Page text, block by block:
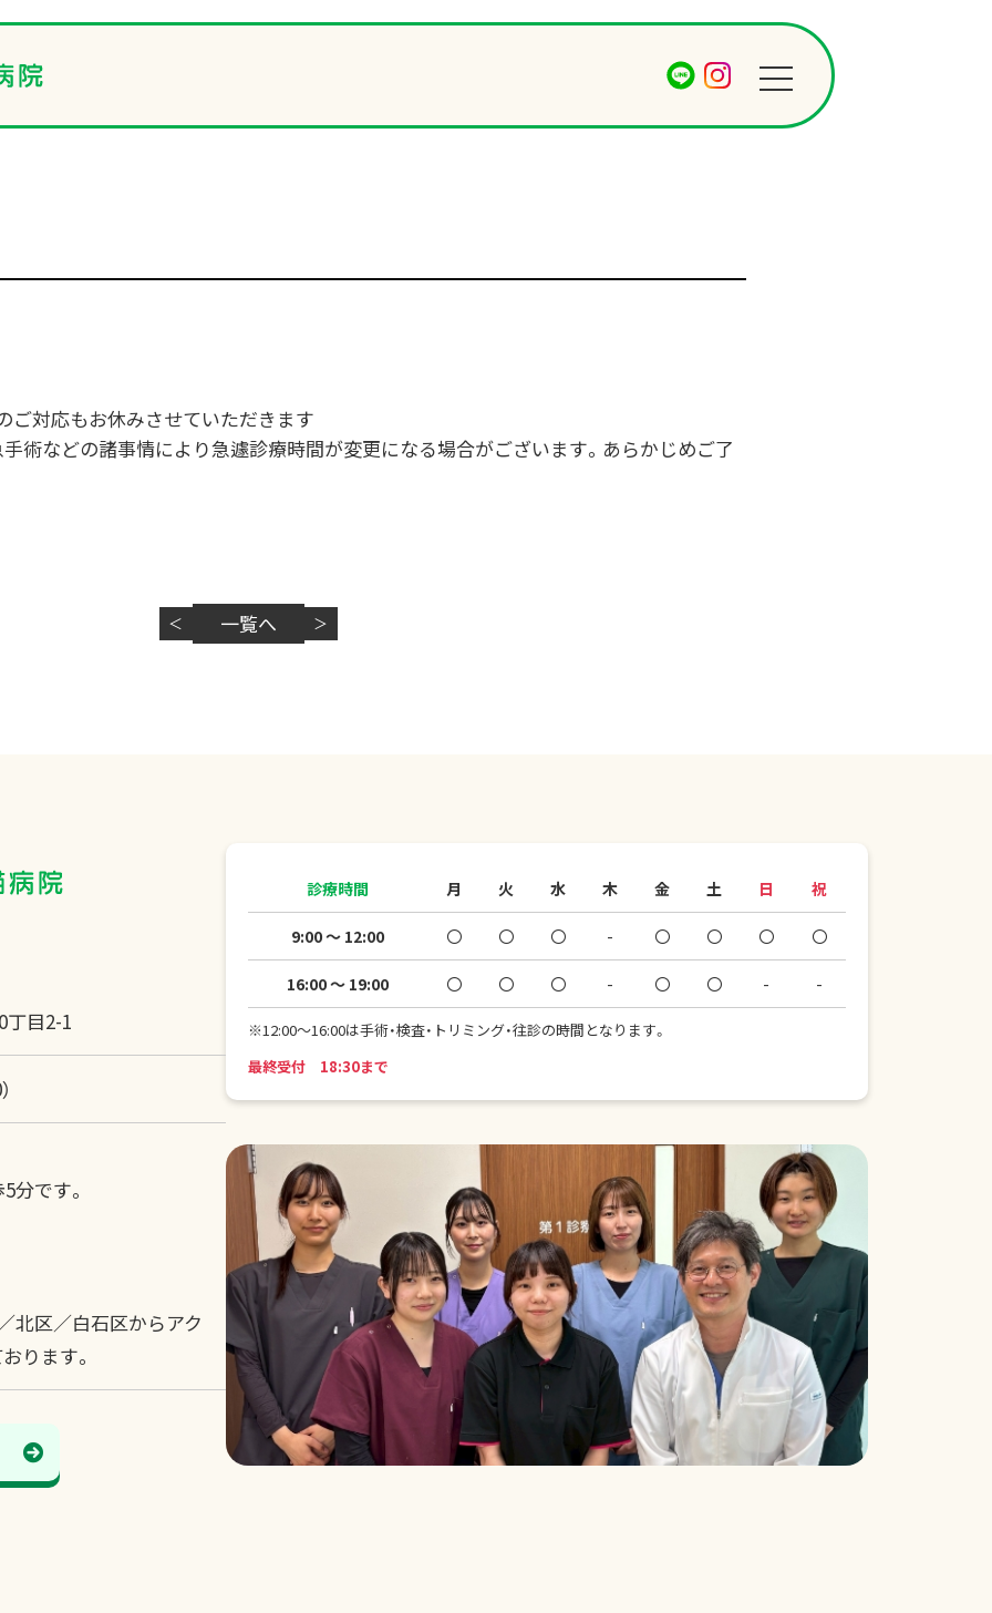
対応もお休みさせていただきます
術などの諸事情により急遽診療時間が変更になる場合がございます。あらかじめご了
＜ 一覧へ ＞
丁目2-1
です。
北区／白石区からアク
ります。
診療時間 月 火 水 木 金 土 日 祝
9:00 ～ 12:00 〇 〇 〇 - 〇 〇 〇 〇
16:00 ～ 19:00 〇 〇 〇 - 〇 〇 - -
※12:00～16:00は手術・検査・トリミング・往診の時間となります。
最終受付 18:30まで